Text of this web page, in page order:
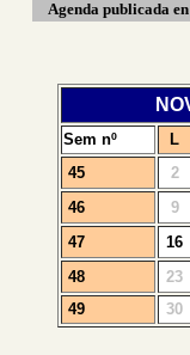
Agenda publicada
Sem nº
L
45
2
46
9
47
16
48
23
49
30